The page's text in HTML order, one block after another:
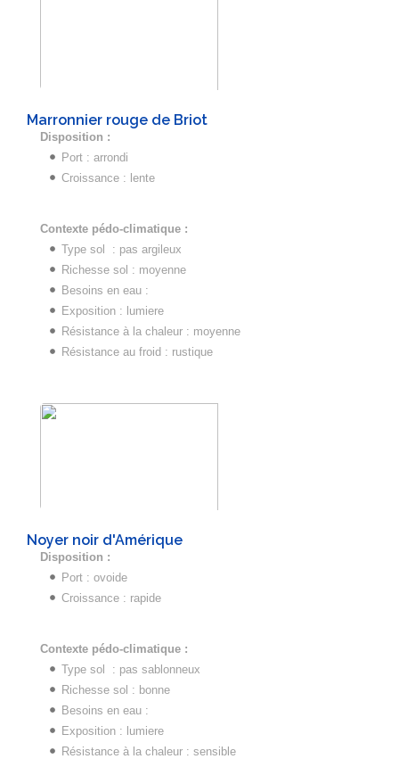
Marronnier rouge de Briot
Disposition :
Port : arrondi
Croissance : lente
Contexte pédo-climatique :
Type sol : pas argileux
Richesse sol : moyenne
Besoins en eau :
Exposition : lumiere
Résistance à la chaleur : moyenne
Résistance au froid : rustique
Noyer noir d'Amérique
Disposition :
Port : ovoide
Croissance : rapide
Contexte pédo-climatique :
Type sol : pas sablonneux
Richesse sol : bonne
Besoins en eau :
Exposition : lumiere
Résistance à la chaleur : sensible